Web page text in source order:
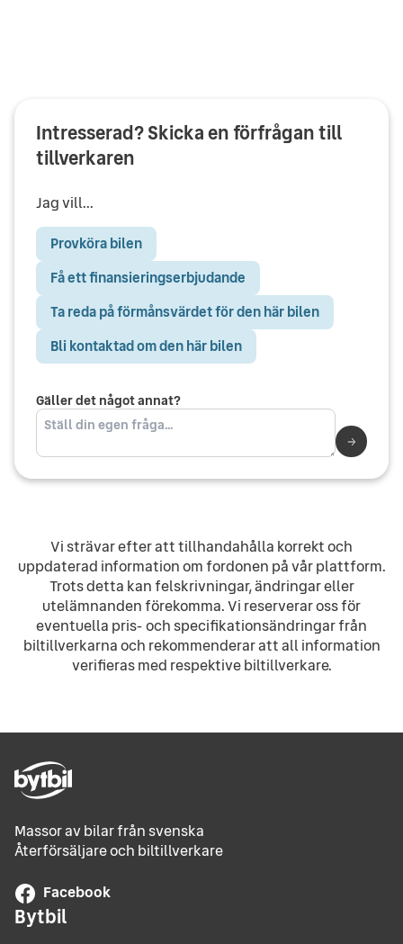
Intresserad? Skicka en förfrågan till
tillverkaren
Jag vill...
Provköra bilen
Få ett finansieringserbjudande
Ta reda på förmånsvärdet för den här bilen
Bli kontaktad om den här bilen
Gäller det något annat?
Vi strävar efter att tillhandahålla korrekt och
uppdaterad information om fordonen på vår plattform.
Trots detta kan felskrivningar, ändringar eller
utelämnanden förekomma. Vi reserverar oss för
eventuella pris- och specifikationsändringar från
biltillverkarna och rekommenderar att all information
verifieras med respektive biltillverkare.
Massor av bilar från svenska
Återförsäljare och biltillverkare
Facebook
Bytbil